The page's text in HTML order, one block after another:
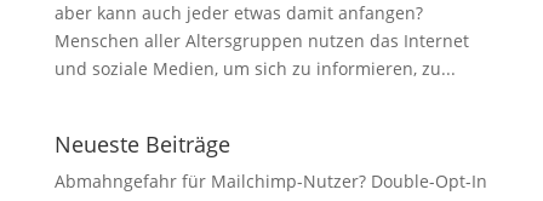
aber kann auch jeder etwas damit anfangen?
Menschen aller Altersgruppen nutzen das Internet
und soziale Medien, um sich zu informieren, zu...
Neueste Beiträge
Abmahngefahr für Mailchimp-Nutzer? Double-Opt-In